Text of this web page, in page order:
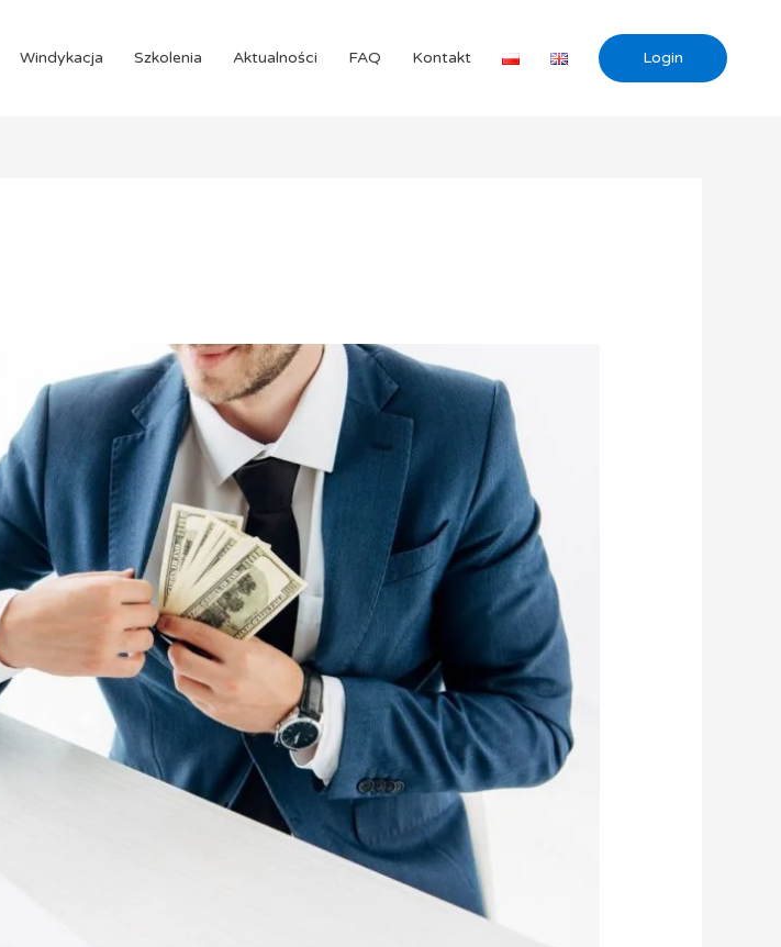
Windykacja Szkolenia Aktualności FAQ Kontakt Login